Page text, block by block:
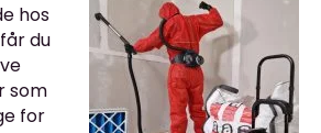
hos
du
som
for